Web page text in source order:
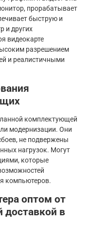
прорабатывает
быструю и
и других
видеокарте
разрешением
и реалистичными
комплектующей
модернизации. Они
не подвержены
нагрузок. Могут
которые
компьютеров.
оптом от
доставкой в